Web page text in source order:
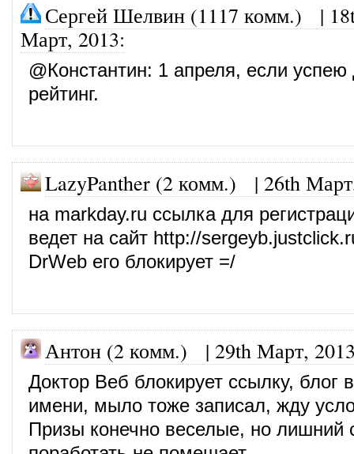
Сергей Шелвин (1117 комм.) |
Март, 2013:
@Константин: 1 апреля, если успею
рейтинг.
LazyPanther (2 комм.) | 26th
на markday.ru ссылка для
ведет на сайт http://
DrWeb его блокирует =/
Антон (2 комм.) | 29th Март,
Доктор Веб блокирует ссылку, блог в
имени, мыло тоже записал, жду
Призы конечно веселые, но лишний